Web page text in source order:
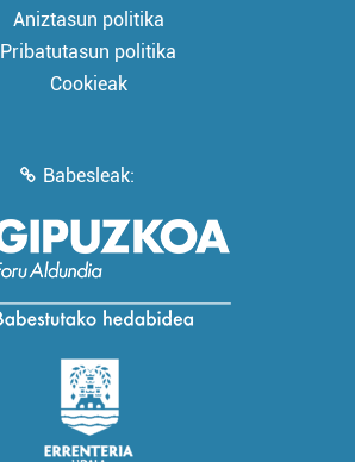
Aniztasun politika
Pribatutasun politika
Cookieak
Babesleak: